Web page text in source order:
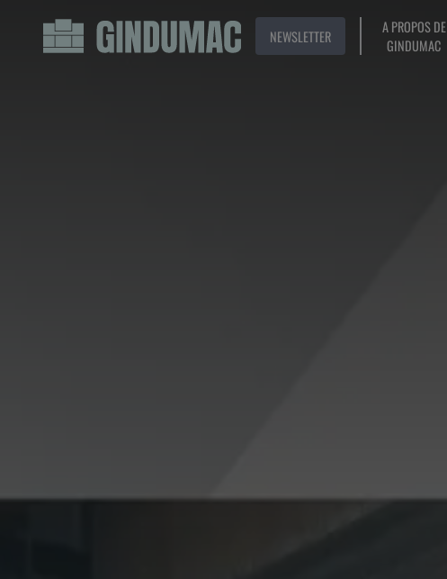
NEWSLETTER
A PROPOS DE
GINDUMAC